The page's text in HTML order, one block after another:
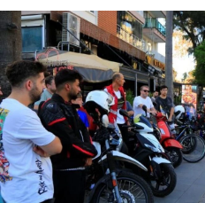
Gündem
Politika
Spor
Turizm